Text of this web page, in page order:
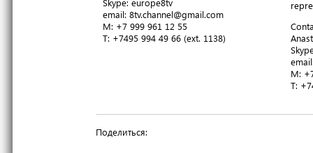
​Skype: europe8tv
email: 8tv.channel@gmail.com
M: +7 999 961 12 55
T​: +7495 994 49 66 (ext. 1138)
M:
T​:
Поделиться: